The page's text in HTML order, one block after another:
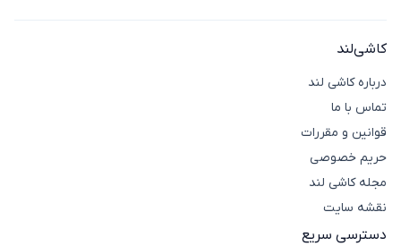
کاشی‌لند
درباره کاشی لند
تماس با ما
قوانین و مقررات
حریم خصوصی
مجله کاشی لند
نقشه سایت
دسترسی سریع